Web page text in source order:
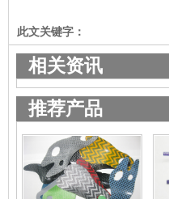
此文关键字：
相关资讯
推荐产品